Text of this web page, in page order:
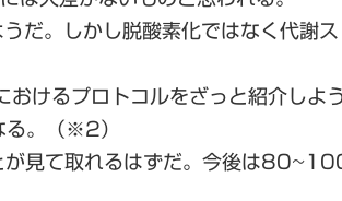
しかし脱酸素化ではなく代謝ス
るプロトコルをざっと紹介しよ
。（※2）
見て取れるはずだ。今後は